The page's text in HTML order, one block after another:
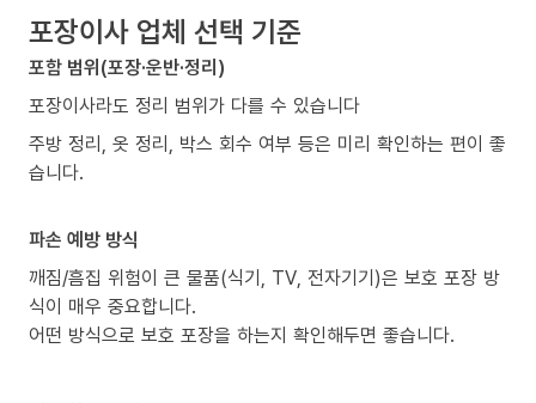
포장이사 업체 선택 기준
포함 범위(포장·운반·정리)
포장이사라도 정리 범위가 다를 수 있습니다
주방 정리, 옷 정리, 박스 회수 여부 등은 미리 확인하는 편이 좋
습니다.
파손 예방 방식
깨짐/흠집 위험이 큰 물품(식기, TV, 전자기기)은 보호 포장 방
식이 매우 중요합니다.
어떤 방식으로 보호 포장을 하는지 확인해두면 좋습니다.